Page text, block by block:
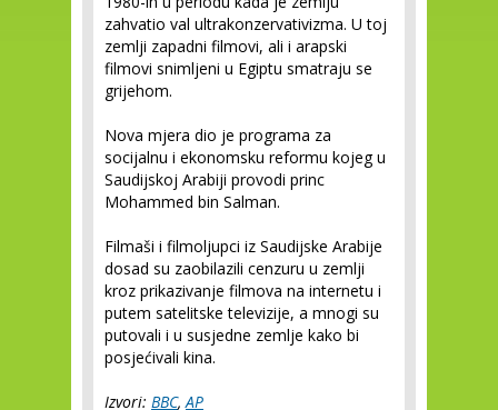
zahvatio val ultrakonzervativizma. U toj
zemlji zapadni filmovi, ali i arapski
filmovi snimljeni u Egiptu smatraju se
grijehom.
Nova mjera dio je programa za
socijalnu i ekonomsku reformu kojeg u
Saudijskoj Arabiji provodi princ
Mohammed bin Salman.
Filmaši i filmoljupci iz Saudijske Arabije
dosad su zaobilazili cenzuru u zemlji
kroz prikazivanje filmova na internetu i
putem satelitske televizije, a mnogi su
putovali i u susjedne zemlje kako bi
posjećivali kina.
Izvori: BBC,AP